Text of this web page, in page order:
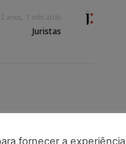
2 anos, 1 mês atrás
Juristas
fornecer a experiência